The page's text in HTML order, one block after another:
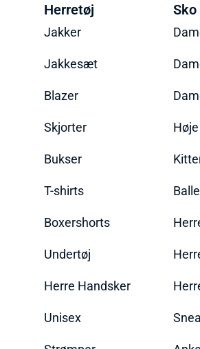
Herretøj
Jakker
Jakkesæt
Blazer
Skjorter
Bukser
T-shirts
Boxershorts
Undertøj
Herre Handsker
Unisex
Sko